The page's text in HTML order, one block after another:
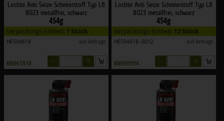
Loctite Anti Seize Schmierstoff Typ LB
8023 metallfrei, schwarz
454g
Verpackungs-Einheit: 1 Stück
HE504618 auf Anfrage
KN061910
Loctite Anti Seize Schmierstoff Typ LB
8023 metallfrei, schwarz
454g
Verpackungs-Einheit: 12 Stück
HE504618--0012 auf Anfrage
KN090994